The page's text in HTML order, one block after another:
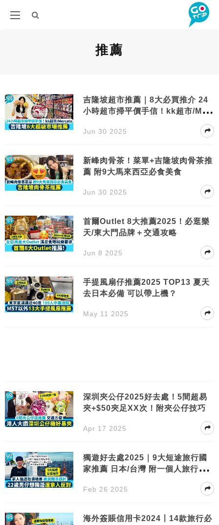
推薦
吉隆坡超市推薦｜8大必買推介 24
小時超市掃平價手信！kk超市/Mer
Jun 30 2025
新峰肉骨茶！菜單+吉隆坡肉骨茶推
薦 附9大馬來西亞必食美食
Jun 30 2025
首爾Outlet 8大推薦2025！必逛樂
天/東大門品牌＋交通攻略
Jun 8 2025
手提風扇仔推薦2025 TOP13 夏天
去日本必備 可以帶上機？
May 11 2025
深圳夾公仔2025好去處！5間超易
夾+$50夾足XX次！附夾公仔技巧
Apr 17 2025
獨遊好去處2025｜9大短途旅行國
家推薦 日本/台灣 附一個人旅行好
Feb 26 2025
海外簽賬信用卡2024〡14款旅行必